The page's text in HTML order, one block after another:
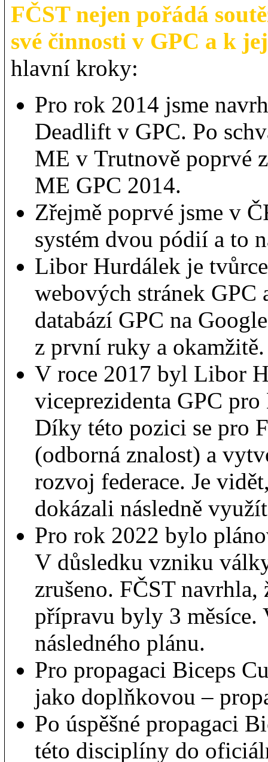
FČST nejen pořádá
své činnosti v GPC a k
hlavní kroky:
Pro rok 2014 jsme
Deadlift v GPC. Po
ME v Trutnově poprvé
ME GPC 2014.
Zřejmě poprvé jsme v
systém dvou pódií a to
Libor Hurdálek je
webových stránek
databází GPC na
z první ruky a okamžitě.
V roce 2017 byl Libor
viceprezidenta GPC
Díky této pozici se pro
(odborná znalost) a
rozvoj federace. Je
dokázali následně
Pro rok 2022 bylo
V důsledku vzniku
zrušeno. FČST navrhla,
přípravu byly 3 měsíce.
následného plánu.
Pro propagaci Biceps
jako doplňkovou –
Po úspěšné propagaci
této disciplíny do